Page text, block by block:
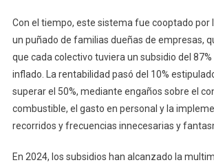
Con el tiempo, este sistema fue cooptado por
un puñado de familias dueñas de empresas,
que cada colectivo tuviera un subsidio del
inflado. La rentabilidad pasó del 10%
superar el 50%, mediante engaños sobre el
combustible, el gasto en personal y la
recorridos y frecuencias innecesarias y
En 2024, los subsidios han alcanzado la